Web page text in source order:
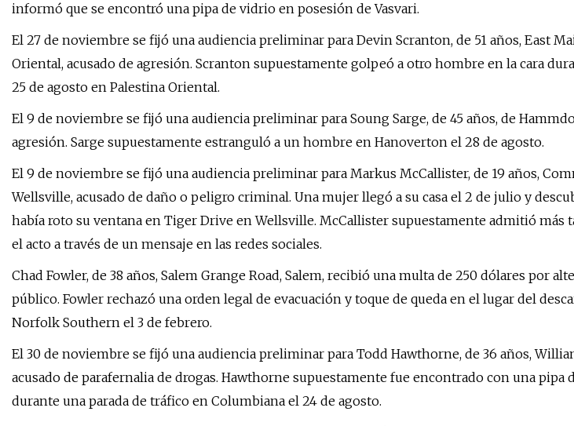
informó que se encontró una pipa de vidrio en posesión de Vasvari.
El 27 de noviembre se fijó una audiencia preliminar para Devin Scranton, de 51 años, East
Oriental, acusado de agresión. Scranton supuestamente golpeó a otro hombre en la cara
25 de agosto en Palestina Oriental.
El 9 de noviembre se fijó una audiencia preliminar para Soung Sarge, de 45 años, de
agresión. Sarge supuestamente estranguló a un hombre en Hanoverton el 28 de agosto.
El 9 de noviembre se fijó una audiencia preliminar para Markus McCallister, de 19 años,
Wellsville, acusado de daño o peligro criminal. Una mujer llegó a su casa el 2 de julio y
había roto su ventana en Tiger Drive en Wellsville. McCallister supuestamente admitió más
el acto a través de un mensaje en las redes sociales.
Chad Fowler, de 38 años, Salem Grange Road, Salem, recibió una multa de 250 dólares por
público. Fowler rechazó una orden legal de evacuación y toque de queda en el lugar del
Norfolk Southern el 3 de febrero.
El 30 de noviembre se fijó una audiencia preliminar para Todd Hawthorne, de 36 años,
acusado de parafernalia de drogas. Hawthorne supuestamente fue encontrado con una pipa
durante una parada de tráfico en Columbiana el 24 de agosto.